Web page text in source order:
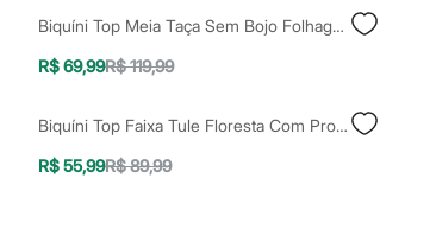
Camisas
Calças
Camisetas e Regatas
Casacos e Jaquetas
Polos
Acessórios
Bolsas e Mochilas
Biquíni Top Meia Taça Sem Bojo Folhagem Verde
R$ 69,99R$ 119,99
Biquíni Top Faixa Tule Floresta Com Proteção Uv50+ Verde
R$ 55,99R$ 89,99